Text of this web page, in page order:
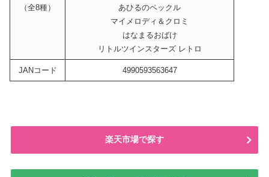
（全8種）
あひるのペックル
マイメロディ＆クロミ
はなまるおばけ
リトルツインスターズ レトロ
JANコード 4990593563647
楽天市場で探す